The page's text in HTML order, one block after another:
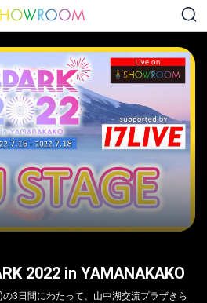
2022 in YAMANAKAKO
3日間にわたって、山中湖交流プラザきら